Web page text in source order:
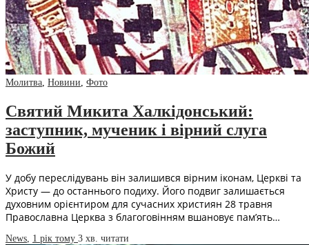
Молитва Новини Фото
Святий Микита Халкідонський:
заступник, мученик і вірний слуга
Божий
У добу переслідувань він залишився вірним іконам, Церкві та
Христу — до останнього подиху. Його подвиг залишається
духовним орієнтиром для сучасних християн 28 травня
Православна Церква з благоговінням вшановує пам’ять…
News, 1 рік тому 3 хв. читати